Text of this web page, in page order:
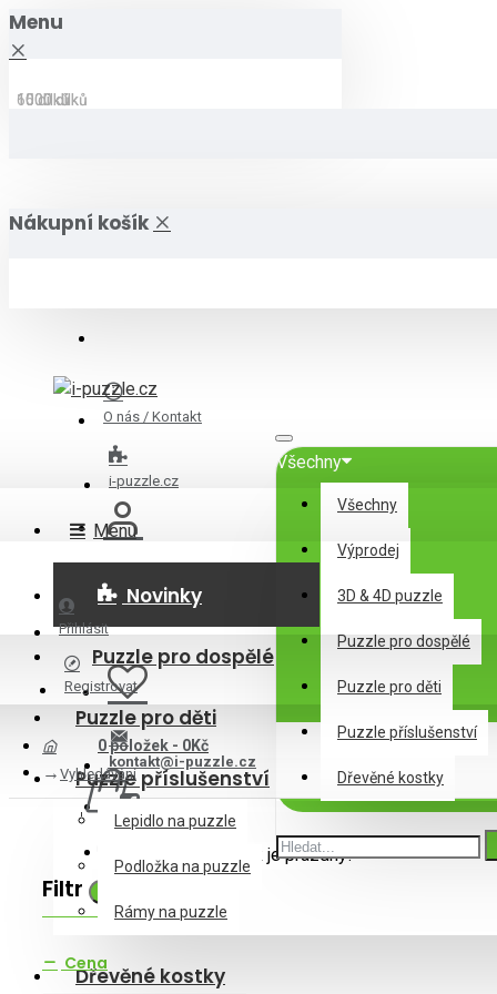
Menu
Nákupní košík
O nás / Kontakt
i-puzzle.cz
kontakt@i-puzzle.cz
Všechny
Všechny
Výprodej
3D & 4D puzzle
Puzzle pro dospělé
Puzzle pro děti
Puzzle příslušenství
Dřevěné kostky
0 položek - 0Kč
Váš nákupní košík je prázdný!
Menu
Novinky
Puzzle pro dospělé
Puzzle pro děti
Puzzle příslušenství
Lepidlo na puzzle
Podložka na puzzle
Rámy na puzzle
Dřevěné kostky
Přihlásit
Registrovat
Vyhledávání
Filtr
Cena
15 dílků
1000 dílků
60 dílků
1000 dílků